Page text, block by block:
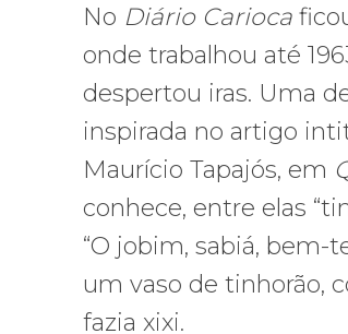
No Diário Carioca
onde trabalhou até
despertou iras. Uma
inspirada no artigo
Maurício Tapajós, em
conhece, entre elas
“O jobim, sabiá, bem-
um vaso de tinhorão,
fazia xixi.